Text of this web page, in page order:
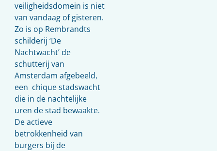
veiligheidsdomein is niet
van vandaag of gisteren.
Zo is op Rembrandts
schilderij ‘De
Nachtwacht’ de
schutterij van
Amsterdam afgebeeld,
een chique stadswacht
die in de nachtelijke
uren de stad bewaakte.
De actieve
betrokkenheid van
burgers bij de